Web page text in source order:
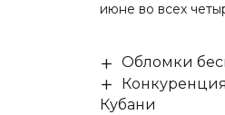
июне во всех
Обломки
Кубани